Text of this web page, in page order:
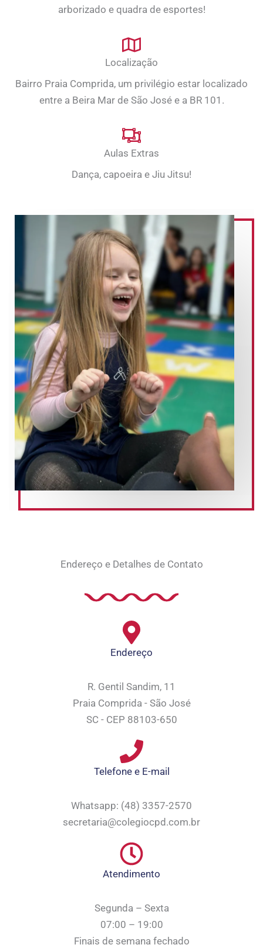
arborizado e quadra de esportes!
Localização
Bairro Praia Comprida, um privilégio estar localizado
entre a Beira Mar de São José e a BR 101.
Aulas Extras
Dança, capoeira e Jiu Jitsu!
Endereço e Detalhes de Contato
Endereço
R. Gentil Sandim, 11
Praia Comprida - São José
SC - CEP 88103-650
Telefone e E-mail
Whatsapp: (48) 3357-2570
secretaria@colegiocpd.com.br
Atendimento
Segunda – Sexta
07:00 – 19:00
Finais de semana fechado